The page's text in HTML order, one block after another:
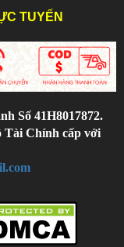
TUYẾN
Số 41H8017872.
Tài Chính cấp với